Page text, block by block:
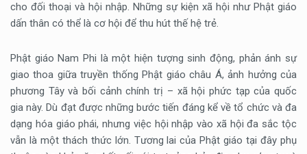
cho đối thoại và hội nhập. Những sự kiện xã hội như Phật giáo
dấn thân có thể là cơ hội để thu hút thế hệ trẻ.
Phật giáo Nam Phi là một hiện tượng sinh động, phản ánh sự
giao thoa giữa truyền thống Phật giáo châu Á, ảnh hưởng của
phương Tây và bối cảnh chính trị – xã hội phức tạp của quốc
gia này. Dù đạt được những bước tiến đáng kể về tổ chức và đa
dạng hóa giáo phái, nhưng việc hội nhập vào xã hội đa sắc tộc
vẫn là một thách thức lớn. Tương lai của Phật giáo tại đây phụ